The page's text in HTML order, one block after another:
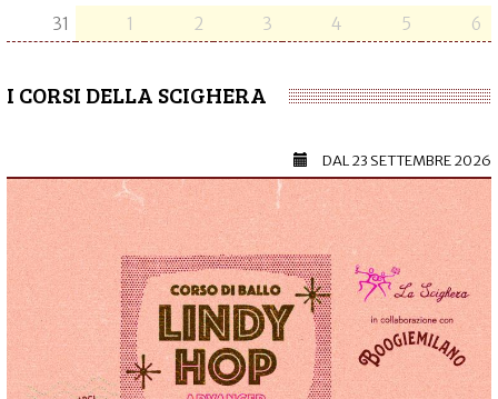
31
1 2 3 4 5 6
I CORSI DELLA SCIGHERA
DAL23 SETTEMBRE 2026